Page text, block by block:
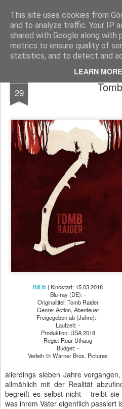
This site uses cookies from
and to analyze traffic. Your IP
shared with Google along with
metrics to ensure quality of
statistics, and to detect and
LEARN MORE
MyKinoTrailer
Pages
29
IMDb | Kinostart: 15.03.2018
Blu-ray (DE): -
Originaltitel: Tomb Raider
Genre: Action, Abenteuer
Freigegeben ab (Jahre): -
Laufzeit: -
Produktion: USA 2018
Regie: Roar Uthaug
Budget: -
Verleih ©: Warner Bros. Pictures
allerdings sieben Jahre
allmählich mit der Realität
begreift es selbst nicht - treibt sie
was ihrem Vater eigentlich passiert